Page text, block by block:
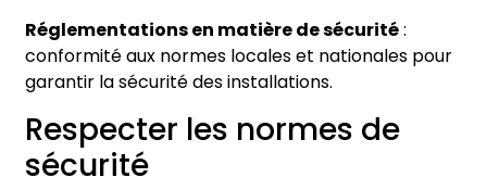
Réglementations en matière de sécurité:
conformité aux normes locales et nationales pour
garantir la sécurité des installations.
Respecter les normes de
sécurité